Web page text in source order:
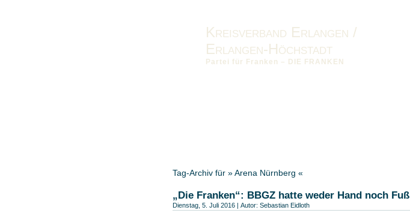
Kreisverband Erlangen /
Erlangen-Höchstadt
Partei für Franken – DIE FRANKEN
Tag-Archiv für » Arena Nürnberg «
„Die Franken“: BBGZ hatte weder Hand noch Fuß
Dienstag, 5. Juli 2016 | Autor: Sebastian Eidloth